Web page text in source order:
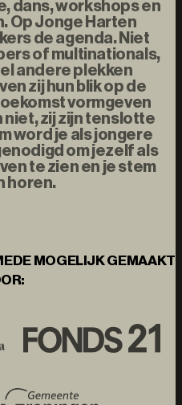
dans, workshops en
Op Jonge Harten
de agenda. Niet
of multinationals,
andere plekken
zij hun blik op de
vormgeven
zij zijn tenslotte
word je als jongere
om jezelf als
te zien en je stem
horen.
MOGELIJK GEMAAKT